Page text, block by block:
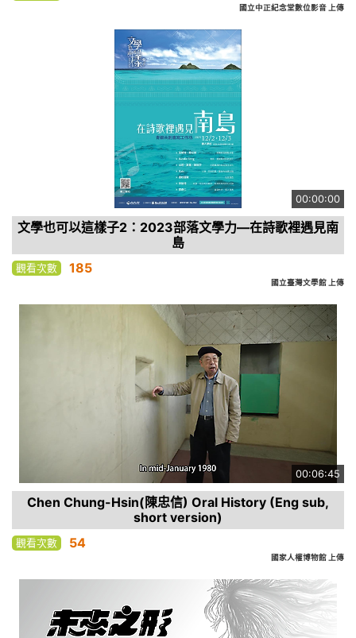
國立中正紀念堂數位影音 上傳
00:00:00
文學也可以這樣子2：2023部落文學力—在詩歌裡遇見南
島
觀看次數 185
國立臺灣文學館 上傳
00:06:45
Chen Chung-Hsin(陳忠信) Oral History (Eng sub,
short version)
觀看次數 54
國家人權博物館 上傳